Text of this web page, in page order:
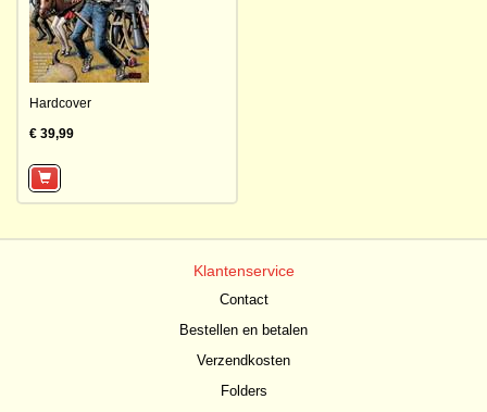
Hardcover
€ 39,99
Klantenservice
Contact
Bestellen en betalen
Verzendkosten
Folders